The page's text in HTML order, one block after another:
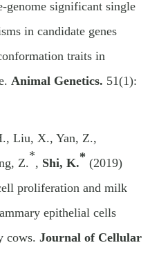
significant single
in candidate genes
traits in
. Animal Genetics. 51(1):
., Liu, X., Yan, Z.,
, Z.
*
, Shi, K.* (2019)
proliferation and milk
epithelial cells
cows. Journal of Cellular